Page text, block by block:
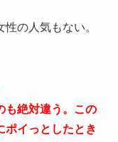
の人気もない。
も絶対違う。この
ポイっとしたとき